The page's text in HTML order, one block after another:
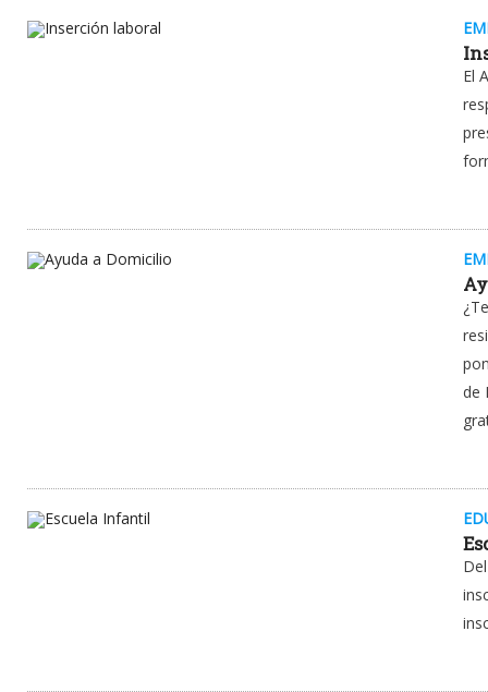
El
de